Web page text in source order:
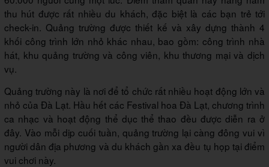
thu hút được rất nhiều du khách, đặc biệt là các bạn trẻ tới
check-in. Quảng trường được thiết kế và xây dựng thành 4
khối công trình lớn nhỏ khác nhau, bao gồm: công trình nhà
hát, khu quảng trường và công viên, khu thương mại và dịch
vụ.
Quảng trường này là nơi để tổ chức rất nhiều hoạt động lớn và
nhỏ của Đà Lạt. Hầu hết các Festival hoa Đà Lạt, chương trình
ca nhạc và hoạt động thể dục thể thao đều được diễn ra ở
đây. Vào mỗi dịp cuối tuần, quảng trường lại càng đông vui vì
người dân địa phương và du khách gần xa đều tụ họp tại điểm
vui chơi này.